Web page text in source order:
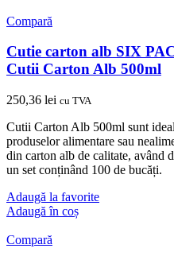
Compară
Cutie carton alb SIX
Cutii Carton Alb 500ml
250,36 lei cu TVA
Cutii Carton Alb 500ml sunt
produselor alimentare sau
din carton alb de calitate, având
un set conținând 100 de bucăți.
Adaugă la favorite
Adaugă în coș
Compară